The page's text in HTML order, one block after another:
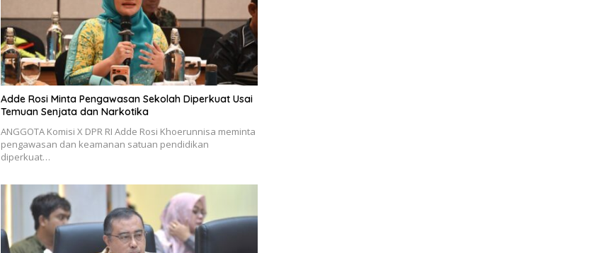
Adde Rosi Minta Pengawasan Sekolah Diperkuat Usai
Temuan Senjata dan Narkotika
ANGGOTA Komisi X DPR RI Adde Rosi Khoerunnisa meminta
pengawasan dan keamanan satuan pendidikan
diperkuat…